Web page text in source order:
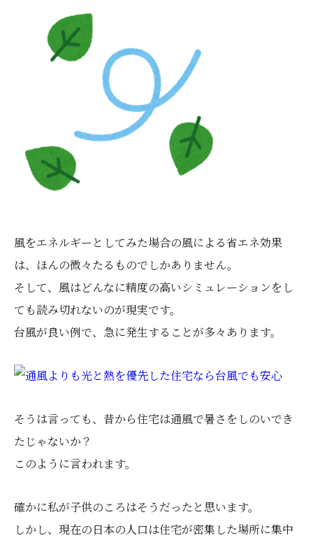
風をエネルギーとしてみた場合の風による省エネ効果
は、ほんの微々たるものでしかありません。
そして、風はどんなに精度の高いシミュレーションをし
ても読み切れないのが現実です。
台風が良い例で、急に発生することが多々あります。
そうは言っても、昔から住宅は通風で暑さをしのいでき
たじゃないか？
このように言われます。
確かに私が子供のころはそうだったと思います。
しかし、現在の日本の人口は住宅が密集した場所に集中